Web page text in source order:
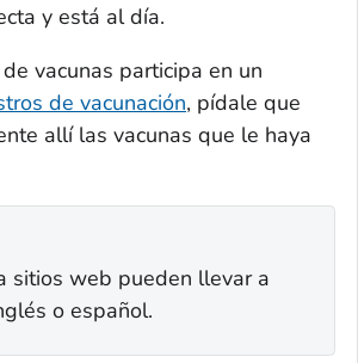
y está al día.
vacunas participa en un
de vacunación, pídale que
allí las vacunas que le haya
sitios web pueden llevar a
o español.